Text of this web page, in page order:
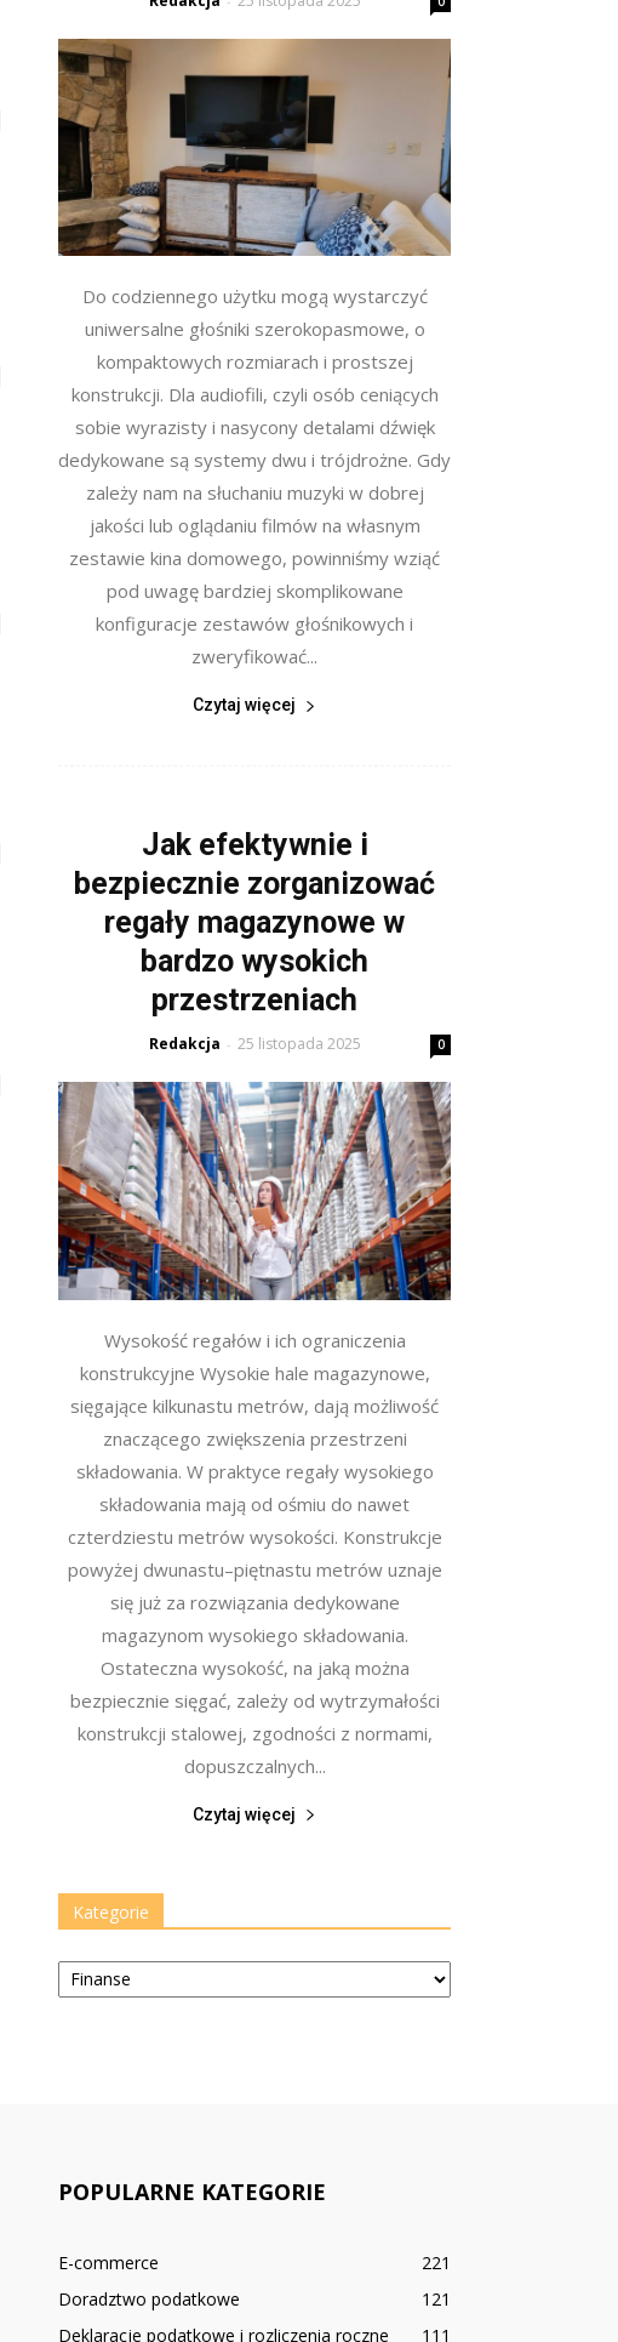
Do codziennego użytku mogą wystarczyć
uniwersalne głośniki szerokopasmowe, o
kompaktowych rozmiarach i prostszej
konstrukcji. Dla audiofili, czyli osób ceniących
sobie wyrazisty i nasycony detalami dźwięk
dedykowane są systemy dwu i trójdrożne. Gdy
zależy nam na słuchaniu muzyki w dobrej
jakości lub oglądaniu filmów na własnym
zestawie kina domowego, powinniśmy wziąć
pod uwagę bardziej skomplikowane
konfiguracje zestawów głośnikowych i
zweryfikować...
Czytaj więcej
Jak efektywnie i
bezpiecznie zorganizować
regały magazynowe w
bardzo wysokich
przestrzeniach
Redakcja - 25 listopada 2025 0
Wysokość regałów i ich ograniczenia
konstrukcyjne Wysokie hale magazynowe,
sięgające kilkunastu metrów, dają możliwość
znaczącego zwiększenia przestrzeni
składowania. W praktyce regały wysokiego
składowania mają od ośmiu do nawet
czterdziestu metrów wysokości. Konstrukcje
powyżej dwunastu–piętnastu metrów uznaje
się już za rozwiązania dedykowane
magazynom wysokiego składowania.
Ostateczna wysokość, na jaką można
bezpiecznie sięgać, zależy od wytrzymałości
konstrukcji stalowej, zgodności z normami,
dopuszczalnych...
Czytaj więcej
Kategorie
Kategorie
POPULARNE KATEGORIE
E-commerce
221
Doradztwo podatkowe
121
Deklaracje podatkowe i rozliczenia roczne
111